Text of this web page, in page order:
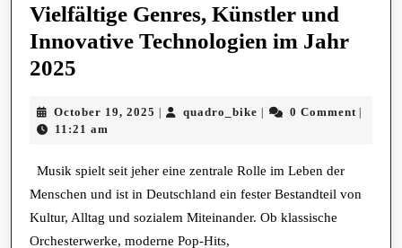
Vielfältige Genres, Künstler und
Innovative Technologien im Jahr
2025
Unser
in
Deutschland
Verändert,
October 19, 2025 October
| quadro_bike quadro_bike
| 0 Comment |
11:21 am
Musik spielt seit jeher eine zentrale Rolle im Leben der
Menschen und ist in Deutschland ein fester Bestandteil von
Kultur, Alltag und sozialem Miteinander. Ob klassische
Orchesterwerke, moderne Pop-Hits,